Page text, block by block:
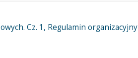
Cz. 1, Regulamin organizacyjny